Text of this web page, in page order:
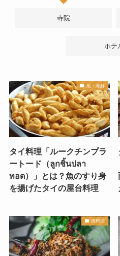
寺院
ホテ
魚・海鮮
タイ料理「ルークチンプラ
ートード（ลูกชิ้นปลา
ทอด）」とは？魚のすり身
を揚げたタイの屋台料理
肉料理